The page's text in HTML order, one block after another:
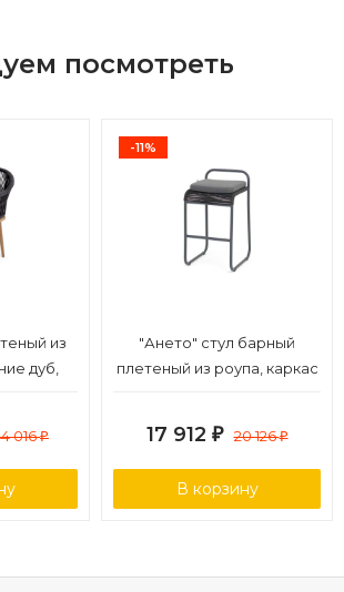
посмотреть
из
дуб,
016₽
-11%
"Ането" стул барный
плетеный из роупа, каркас
темно-серый круглый,
ткань темно-серая 027
17 912 ₽ 20 126₽
В корзину